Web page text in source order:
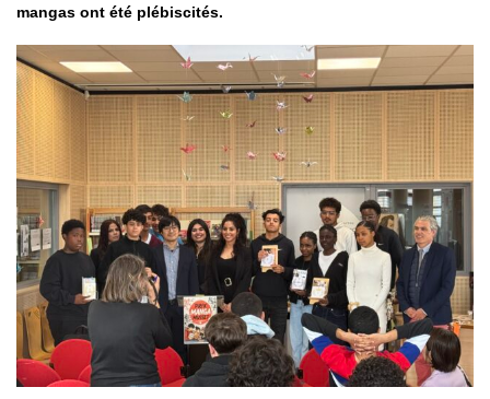
mangas ont été plébiscités.